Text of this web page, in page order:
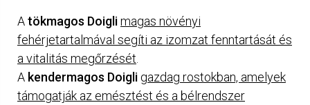
Atökmagos Doiglimagas növényi
fehérjetartalmával segíti az izomzat fenntartását és
a vitalitás megőrzését
A kendermagos Doigli gazdag rostokban, amelyek
támogatják az emésztést és a bélrendszer